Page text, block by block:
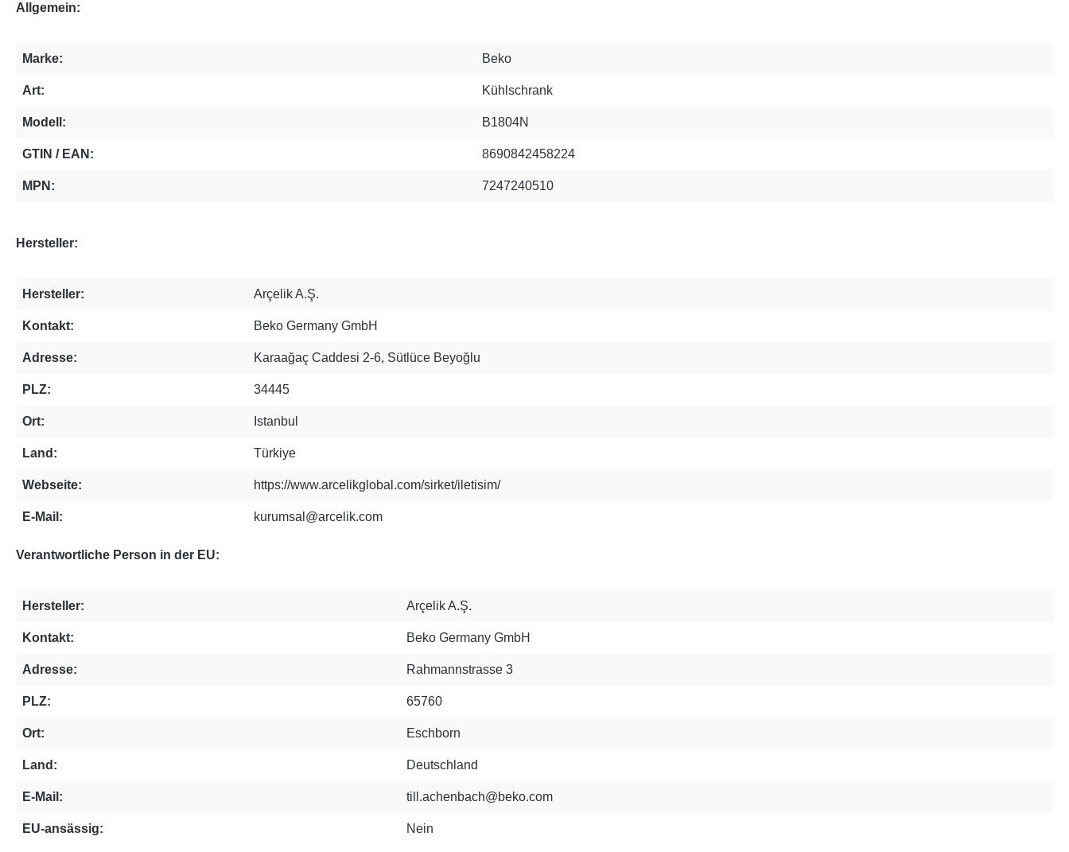
Allgemein:
Marke: Beko
Art: Kühlschrank
Modell: B1804N
GTIN / EAN: 8690842458224
MPN: 7247240510
Hersteller:
Hersteller: Arçelik A.Ş.
Kontakt: Beko Germany GmbH
Adresse: Karaağaç Caddesi 2-6, Sütlüce Beyoğlu
PLZ: 34445
Ort: Istanbul
Land: Türkiye
Webseite: https://www.arcelikglobal.com/sirket/iletisim/
E-Mail: kurumsal@arcelik.com
Verantwortliche Person in der EU:
Hersteller: Arçelik A.Ş.
Kontakt: Beko Germany GmbH
Adresse: Rahmannstrasse 3
PLZ: 65760
Ort: Eschborn
Land: Deutschland
E-Mail: till.achenbach@beko.com
EU-ansässig: Nein